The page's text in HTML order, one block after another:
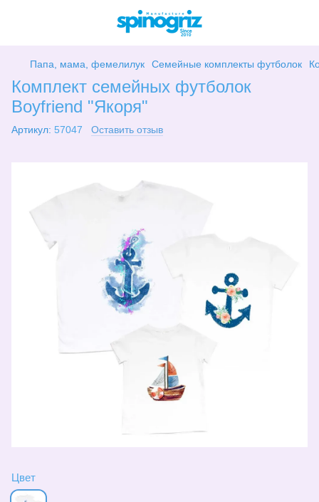
Папа, мама, фемелилук Семейные комплекты футболок
Комплект семейных футболок
Boyfriend "Якоря"
Артикул: 57047 Оставить отзыв
Цвет